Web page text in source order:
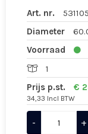
Art. nr.
Diameter
Voorraad
1
Prijs p.st.
€
34,33 Incl BTW
- +